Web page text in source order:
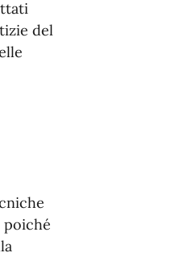
del
poiché